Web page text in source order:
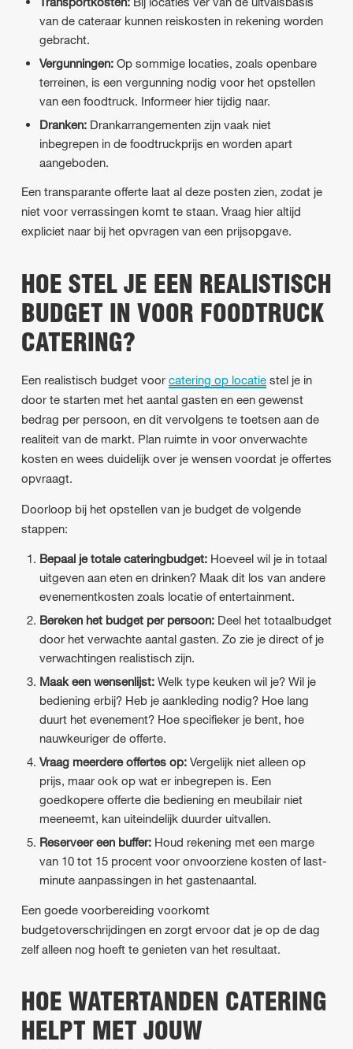
van de cateraar kunnen reiskosten in rekening worden
gebracht.
Vergunningen:Op sommige locaties, zoals openbare
terreinen, is een vergunning nodig voor het opstellen
van een foodtruck. Informeer hier tijdig naar.
Dranken:Drankarrangementen zijn vaak niet
inbegrepen in de foodtruckprijs en worden apart
aangeboden.
Een transparante offerte laat al deze posten zien, zodat je
niet voor verrassingen komt te staan. Vraag hier altijd
expliciet naar bij het opvragen van een prijsopgave.
HOE STEL JE EEN REALISTISCH
BUDGET IN VOOR FOODTRUCK
CATERING?
Een realistisch budget voor catering op locatie stel je in
door te starten met het aantal gasten en een gewenst
bedrag per persoon, en dit vervolgens te toetsen aan de
realiteit van de markt. Plan ruimte in voor onverwachte
kosten en wees duidelijk over je wensen voordat je offertes
opvraagt.
Doorloop bij het opstellen van je budget de volgende
stappen:
Bepaal je totale cateringbudget:Hoeveel wil je in totaal
uitgeven aan eten en drinken? Maak dit los van andere
evenementkosten zoals locatie of entertainment.
Bereken het budget per persoon:Deel het totaalbudget
door het verwachte aantal gasten. Zo zie je direct of je
verwachtingen realistisch zijn.
Maak een wensenlijst:Welk type keuken wil je? Wil je
bediening erbij? Heb je aankleding nodig? Hoe lang
duurt het evenement? Hoe specifieker je bent, hoe
nauwkeuriger de offerte.
Vraag meerdere offertes op:Vergelijk niet alleen op
prijs, maar ook op wat er inbegrepen is. Een
goedkopere offerte die bediening en meubilair niet
meeneemt, kan uiteindelijk duurder uitvallen.
Reserveer een buffer:Houd rekening met een marge
van 10 tot 15 procent voor onvoorziene kosten of last-
minute aanpassingen in het gastenaantal.
Een goede voorbereiding voorkomt
budgetoverschrijdingen en zorgt ervoor dat je op de dag
zelf alleen nog hoeft te genieten van het resultaat.
HOE WATERTANDEN CATERING
HELPT MET JOUW